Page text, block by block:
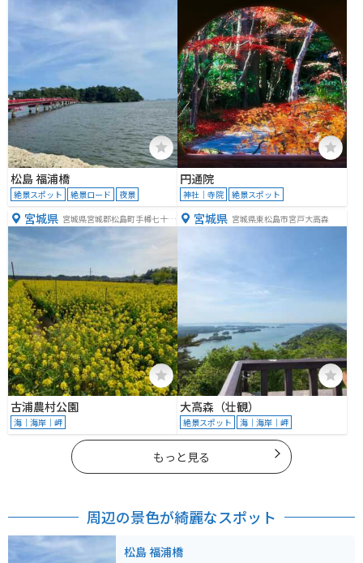
松島 福浦橋
絶景スポット 絶景ロード 夜景
円通院
神社｜寺院 絶景スポット
宮城県 宮城県宮城郡松島町手樽七十里
古浦農村公園
海｜海岸｜岬
宮城県 宮城県東松島市宮戸大高森
大高森（壮観）
絶景スポット 海｜海岸｜岬
もっと見る
周辺の景色が綺麗なスポット
松島 福浦橋